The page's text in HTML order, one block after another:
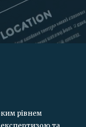
рівнем